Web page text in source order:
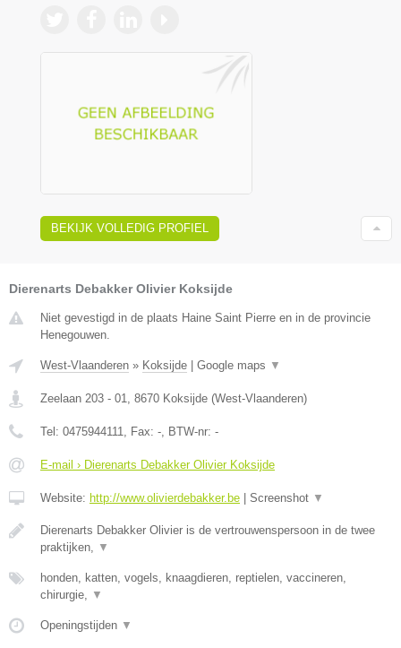
BEKIJK VOLLEDIG PROFIEL
Dierenarts Debakker Olivier Koksijde
Niet gevestigd in de plaats Haine Saint Pierre en in de provincie
Henegouwen.
West-Vlaanderen » Koksijde | Google maps ▼
Zeelaan 203 - 01 8670 Koksijde (West-Vlaanderen)
Tel: 0475944111 , Fax: - , BTW-nr: -
E-mail › Dierenarts Debakker Olivier Koksijde
Website: http://www.olivierdebakker.be | Screenshot ▼
Dierenarts Debakker Olivier is de vertrouwenspersoon in de twee
praktijken,
▼
honden, katten, vogels, knaagdieren, reptielen, vaccineren,
chirurgie,
▼
Openingstijden ▼